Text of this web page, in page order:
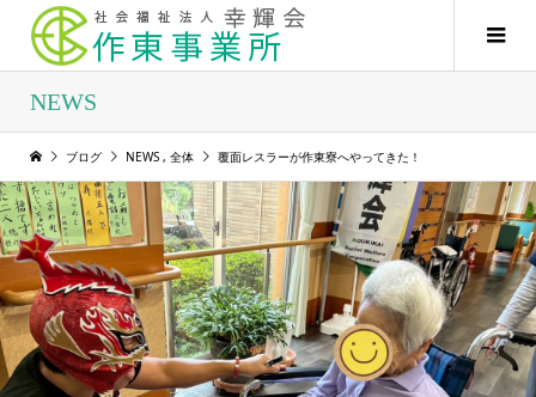
NEWS
ブログ NEWS , 全体 覆面レスラーが作東寮へやってきた！